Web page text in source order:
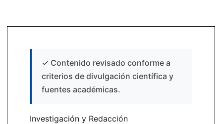
✓ Contenido revisado conforme a
criterios de divulgación científica y
fuentes académicas.
Investigación y Redacción